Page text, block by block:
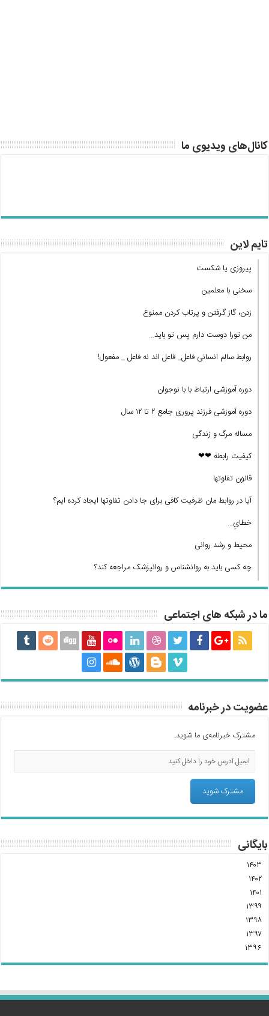
کانال‌های ویدیوی ما
تایم لاین
پیروزی یا شکست
سخنی با معلمین
زدن، گاز گرفتن و پرتاب کردن ممنوع
من تورا دوست دارم پس تو باید…
روابط سالم انسانی فاعل_ فاعل اند نه فاعل _ مفعول!
دوره آموزشی ارتباط با با نوجوان
دوره آموزشی فرزند پروری جامع ۲ تا ۱۲ سال
مساله مرگ و زندگی
کیفیت رابطه ❤❤
قانون تفاوتها
آیا در روابط مان ظرفیت کافی برای جا دادن تفاوتها ایجاد کرده ایم؟
خطایِ…
محیط و رشد روانی
چه کسی باید به روانشناس و روانپزشک مراجعه کند؟
ما در شبکه های اجتماعی
عضویت در خبرنامه
مشترک خبرنامه‌ی ما شوید.
بایگانی
۱۴۰۳
۱۴۰۲
۱۴۰۱
۱۳۹۹
۱۳۹۸
۱۳۹۷
۱۳۹۶